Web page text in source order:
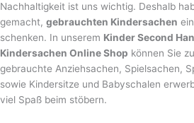
Nachhaltigkeit ist uns wichtig. Deshalb
gemacht, gebrauchten Kindersachen
schenken. In unserem Kinder Second
Kindersachen Online Shop können Sie
gebrauchte Anziehsachen, Spiel­sachen,
sowie Kindersitze und Babyschalen
viel Spaß beim stöbern.